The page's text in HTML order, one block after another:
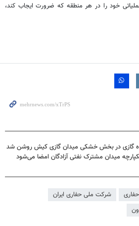
خود را در هر منطقه که ضرورت ایجاب کند،
گازی در بخش خشکی میدان گازی کیش روشن شد
میدان مشترک نفتی آزادگان امضا می‌شود
شرکت ملی حفاری ایران